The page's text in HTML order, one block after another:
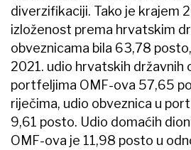
diverzifikaciji. Tako je krajem
izloženost prema hrvatskim
obveznicama bila 63,78
2021. udio hrvatskih državnih
portfeljima OMF-ova 57,65
riječima, udio obveznica u
9,61 posto. Udio domaćih
OMF-ova je 11,98 posto u